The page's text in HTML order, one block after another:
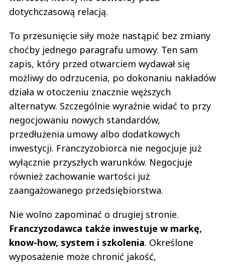
dotychczasową relacją.
To przesunięcie siły może nastąpić bez zmiany
choćby jednego paragrafu umowy. Ten sam
zapis, który przed otwarciem wydawał się
możliwy do odrzucenia, po dokonaniu nakładów
działa w otoczeniu znacznie węższych
alternatyw. Szczególnie wyraźnie widać to przy
negocjowaniu nowych standardów,
przedłużenia umowy albo dodatkowych
inwestycji. Franczyzobiorca nie negocjuje już
wyłącznie przyszłych warunków. Negocjuje
również zachowanie wartości już
zaangażowanego przedsiębiorstwa.
Nie wolno zapominać o drugiej stronie.
Franczyzodawca także inwestuje w markę,
know-how, system i szkolenia. Określone
wyposażenie może chronić jakość,